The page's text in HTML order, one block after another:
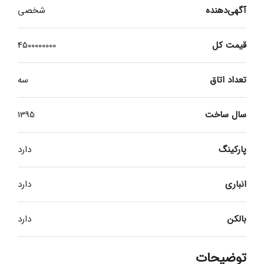
آگهی‌دهنده شخصی
قیمت کل 4500000000
تعداد اتاق سه
سال ساخت 1395
پارکینگ دارد
انباری دارد
بالکن دارد
توضیحات